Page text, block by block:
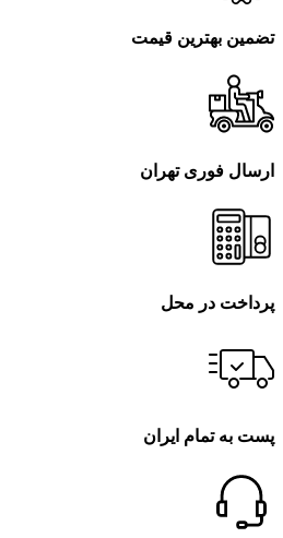
تضمین بهترین قیمت
ارسال فوری تهران
پرداخت در محل
پست به تمام ایران